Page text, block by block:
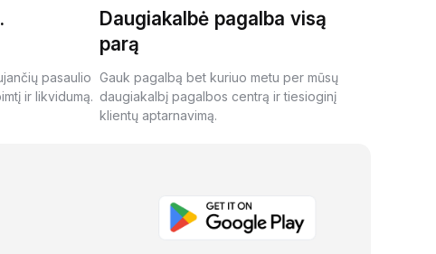
pasaulio
ir likvidumą.
Daugiakalbė pagalba visą
parą
Gauk pagalbą bet kuriuo metu per mūsų
daugiakalbį pagalbos centrą ir tiesioginį
klientų aptarnavimą.